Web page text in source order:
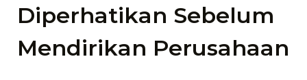
Diperhatikan Sebelum
Mendirikan Perusahaan